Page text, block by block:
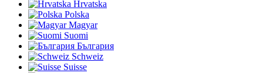
Hrvatska
Polska
Magyar
Suomi
България
Schweiz
Suisse